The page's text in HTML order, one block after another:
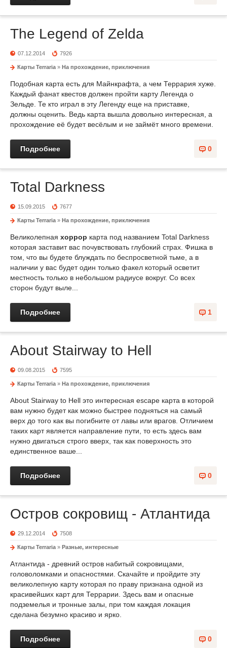
The Legend of Zelda
07.12.2014 7926
Карты Terraria » На прохождение, приключения
Подобная карта есть для Майнкрафта, а чем Террария хуже.
Каждый фанат квестов должен пройти карту Легенда о
Зельде. Те кто играл в эту Легенду еще на приставке,
должны оценить. Ведь карта вышла довольно интересная, а
прохождение её будет весёлым и не займёт много времени.
0
Подробнее
Total Darkness
15.09.2015 7677
Карты Terraria » На прохождение, приключения
Великолепная хоррор карта под названием Total Darkness
которая заставит вас почувствовать глубокий страх. Фишка в
том, что вы будете блуждать по беспросветной тьме, а в
наличии у вас будет один только факел который осветит
местность только в небольшом радиусе вокруг. Со всех
сторон будут выле...
1
Подробнее
About Stairway to Hell
09.08.2015 7595
Карты Terraria » На прохождение, приключения
About Stairway to Hell это интересная escape карта в которой
вам нужно будет как можно быстрее подняться на самый
верх до того как вы погибните от лавы или врагов. Отличием
таких карт является направление пути, то есть здесь вам
нужно двигаться строго вверх, так как поверхность это
единственное ваше...
0
Подробнее
Остров сокровищ - Атлантида
29.12.2014 7508
Карты Terraria » Разные, интересные
Атлантида - древний остров набитый сокровищами,
головоломками и опасностями. Скачайте и пройдите эту
великолепную карту которая по праву признана одной из
красивейших карт для Террарии. Здесь вам и опасные
подземелья и тронные залы, при том каждая локация
сделана безумно красиво и ярко.
0
Подробнее